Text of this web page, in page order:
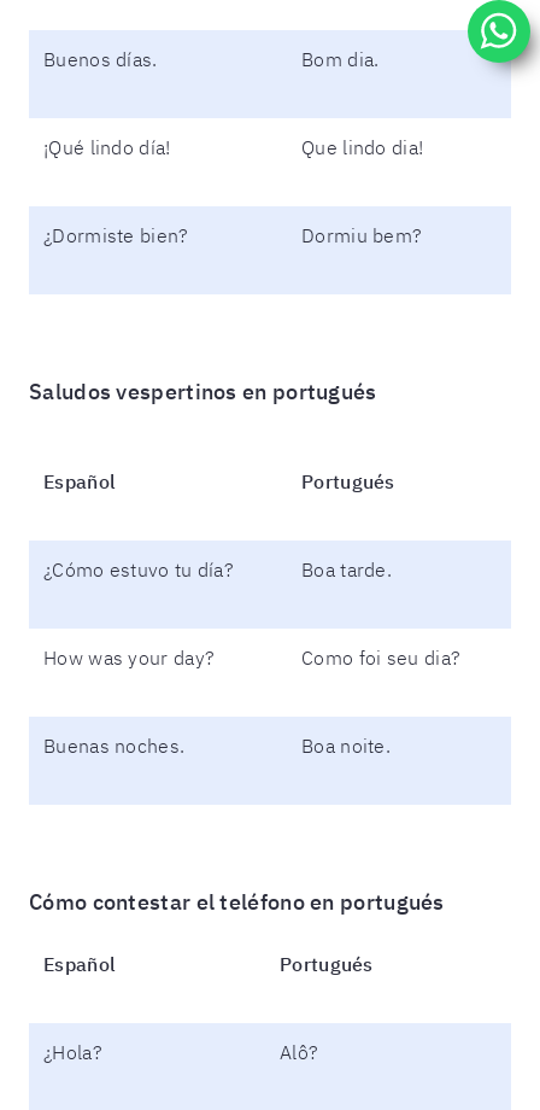
Buenos días. Bom dia.
¡Qué lindo día! Que lindo dia!
¿Dormiste bien? Dormiu bem?
Saludos vespertinos en portugués
Español Portugués
¿Cómo estuvo tu día? Boa tarde.
How was your day? Como foi seu dia?
Buenas noches. Boa noite.
Cómo contestar el teléfono en portugués
Español Portugués
¿Hola? Alô?